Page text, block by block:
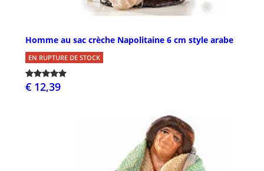
Homme au sac crèche Napolitaine 6 cm style arabe
EN RUPTURE DE STOCK
€ 12,39